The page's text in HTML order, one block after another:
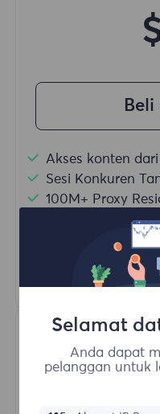
Beli
Akses konten
Sesi Konkuren
100M+ Proxy
Rotasi Proxy
HTTP(S)/SOCKS5
Pelajari
Selamat
Anda dapat
pelanggan untuk